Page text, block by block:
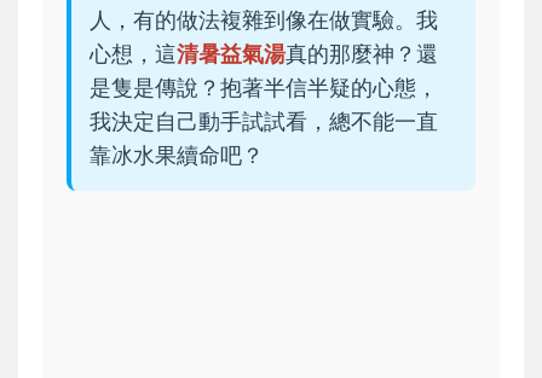
人，有的做法複雜到像在做實驗。我
心想，這清暑益氣湯真的那麼神？還
是隻是傳說？抱著半信半疑的心態，
我決定自己動手試試看，總不能一直
靠冰水果續命吧？